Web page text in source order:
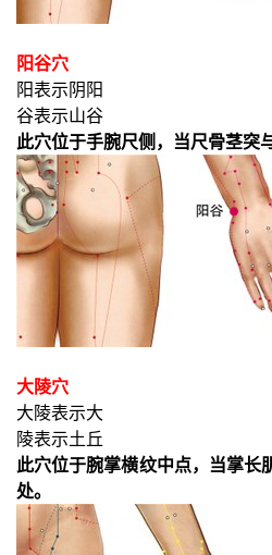
阳谷穴
阳表示阴阳
谷表示山谷
此穴位于手腕尺侧，当尺骨茎突
大陵穴
大陵表示大
陵表示土丘
此穴位于腕掌横纹中点，当掌长
处。